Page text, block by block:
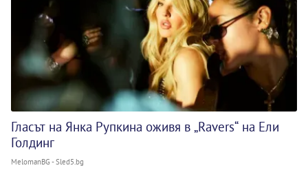
Гласът на Янка Рупкина оживя в „Ravers“ на Ели
Голдинг
MelomanBG - Sled5.bg